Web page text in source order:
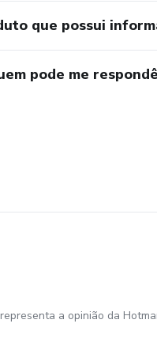
que possui
pode me
a opinião da